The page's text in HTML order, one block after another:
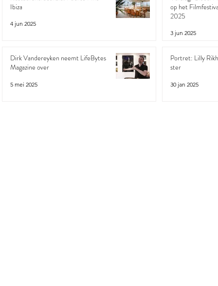
Ibiza
4 jun 2025
op het
2025
3 jun 2025
Dirk Vandereyken neemt LifeBytes
Magazine over
5 mei 2025
Portret: Lilly
ster
30 jan 2025